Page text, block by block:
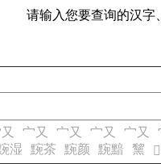
请输入您要查询的汉字
宀又 宀又 宀又 宀又
湿 黦茶 黦颜 黦黯 黧 𣥘